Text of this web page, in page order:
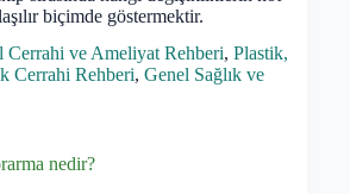
biçimde göstermektir.
Cerrahi ve Ameliyat Rehberi, Plastik,
Cerrahi Rehberi, Genel Sağlık ve
nedir?